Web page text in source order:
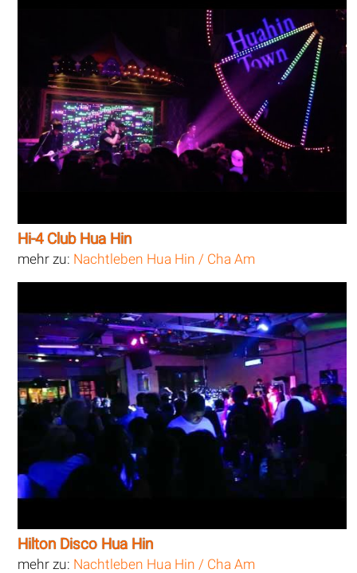
Hi-4 Club Hua Hin
mehr zu: Nachtleben Hua Hin / Cha Am
Hilton Disco Hua Hin
mehr zu: Nachtleben Hua Hin / Cha Am